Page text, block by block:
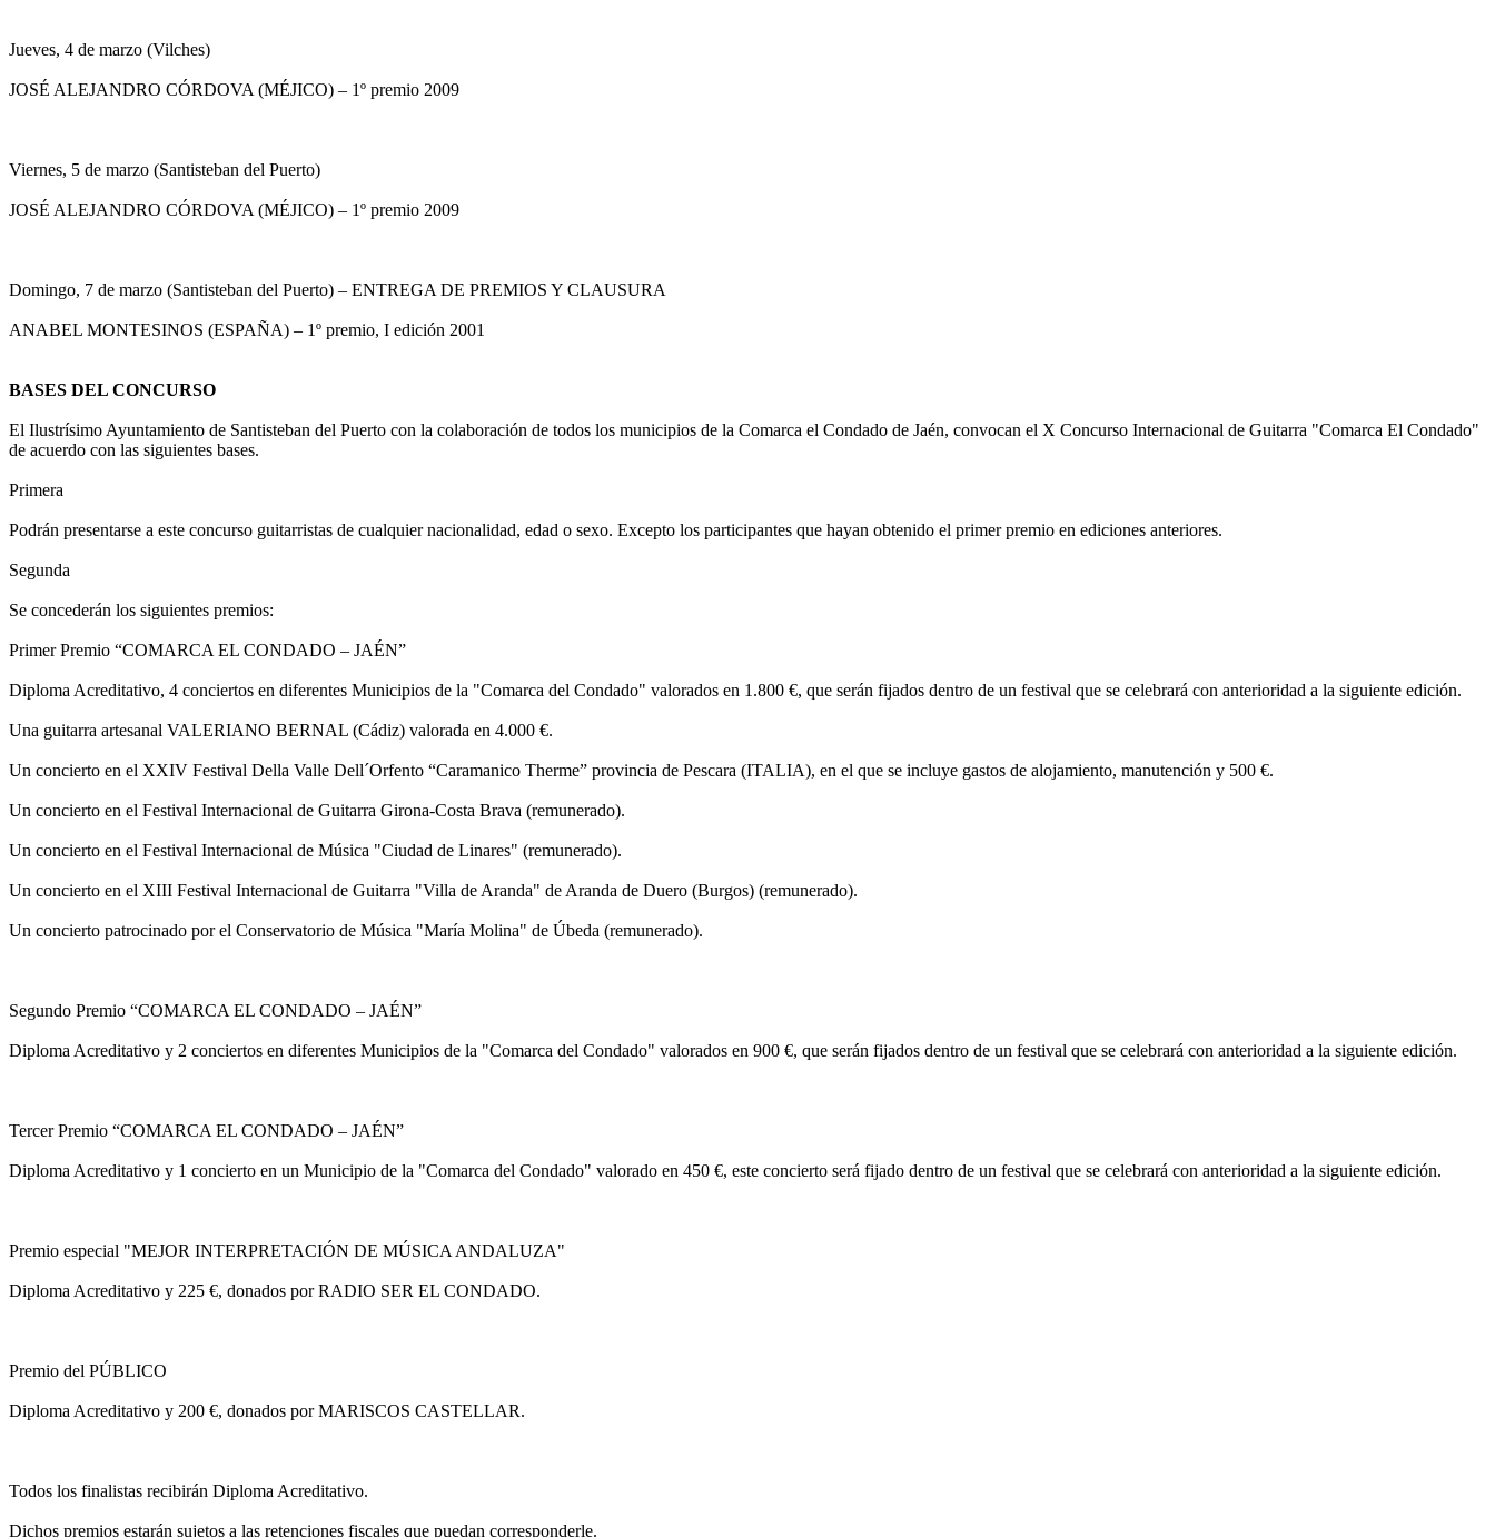
Jueves, 4 de marzo (Vilches)
JOSÉ ALEJANDRO CÓRDOVA (MÉJICO) – 1º premio 2009
Viernes, 5 de marzo (Santisteban del Puerto)
JOSÉ ALEJANDRO CÓRDOVA (MÉJICO) – 1º premio 2009
Domingo, 7 de marzo (Santisteban del Puerto) – ENTREGA DE PREMIOS Y CLAUSURA
ANABEL MONTESINOS (ESPAÑA) – 1º premio, I edición 2001
BASES DEL CONCURSO
El Ilustrísimo Ayuntamiento de Santisteban del Puerto con la colaboración de todos los municipios de la Comarca el Condado de Jaén, convocan el X Concurso Internacional de Guitarra "Comarca El Condado"
de acuerdo con las siguientes bases.
Primera
Podrán presentarse a este concurso guitarristas de cualquier nacionalidad, edad o sexo. Excepto los participantes que hayan obtenido el primer premio en ediciones anteriores.
Segunda
Se concederán los siguientes premios:
Primer Premio “COMARCA EL CONDADO – JAÉN”
Diploma Acreditativo, 4 conciertos en diferentes Municipios de la "Comarca del Condado" valorados en 1.800 €, que serán fijados dentro de un festival que se celebrará con anterioridad a la siguiente edición.
Una guitarra artesanal VALERIANO BERNAL (Cádiz) valorada en 4.000 €.
Un concierto en el XXIV Festival Della Valle Dell´Orfento “Caramanico Therme” provincia de Pescara (ITALIA), en el que se incluye gastos de alojamiento, manutención y 500 €.
Un concierto en el Festival Internacional de Guitarra Girona-Costa Brava (remunerado).
Un concierto en el Festival Internacional de Música "Ciudad de Linares" (remunerado).
Un concierto en el XIII Festival Internacional de Guitarra "Villa de Aranda" de Aranda de Duero (Burgos) (remunerado).
Un concierto patrocinado por el Conservatorio de Música "María Molina" de Úbeda (remunerado).
Segundo Premio “COMARCA EL CONDADO – JAÉN”
Diploma Acreditativo y 2 conciertos en diferentes Municipios de la "Comarca del Condado" valorados en 900 €, que serán fijados dentro de un festival que se celebrará con anterioridad a la siguiente edición.
Tercer Premio “COMARCA EL CONDADO – JAÉN”
Diploma Acreditativo y 1 concierto en un Municipio de la "Comarca del Condado" valorado en 450 €, este concierto será fijado dentro de un festival que se celebrará con anterioridad a la siguiente edición.
Premio especial "MEJOR INTERPRETACIÓN DE MÚSICA ANDALUZA"
Diploma Acreditativo y 225 €, donados por RADIO SER EL CONDADO.
Premio del PÚBLICO
Diploma Acreditativo y 200 €, donados por MARISCOS CASTELLAR.
Todos los finalistas recibirán Diploma Acreditativo.
Dichos premios estarán sujetos a las retenciones fiscales que puedan corresponderle.